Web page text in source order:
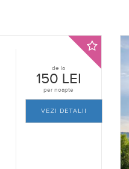
de la
150 LEI
per noapte
VEZI DETALII